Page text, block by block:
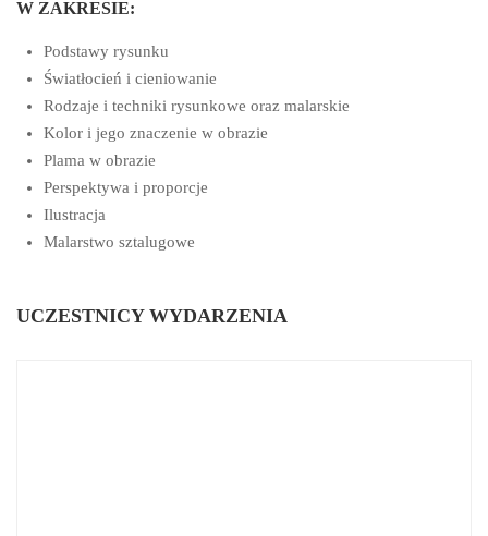
W ZAKRESIE:
Podstawy rysunku
Światłocień i cieniowanie
Rodzaje i techniki rysunkowe oraz malarskie
Kolor i jego znaczenie w obrazie
Plama w obrazie
Perspektywa i proporcje
Ilustracja
Malarstwo sztalugowe
UCZESTNICY WYDARZENIA